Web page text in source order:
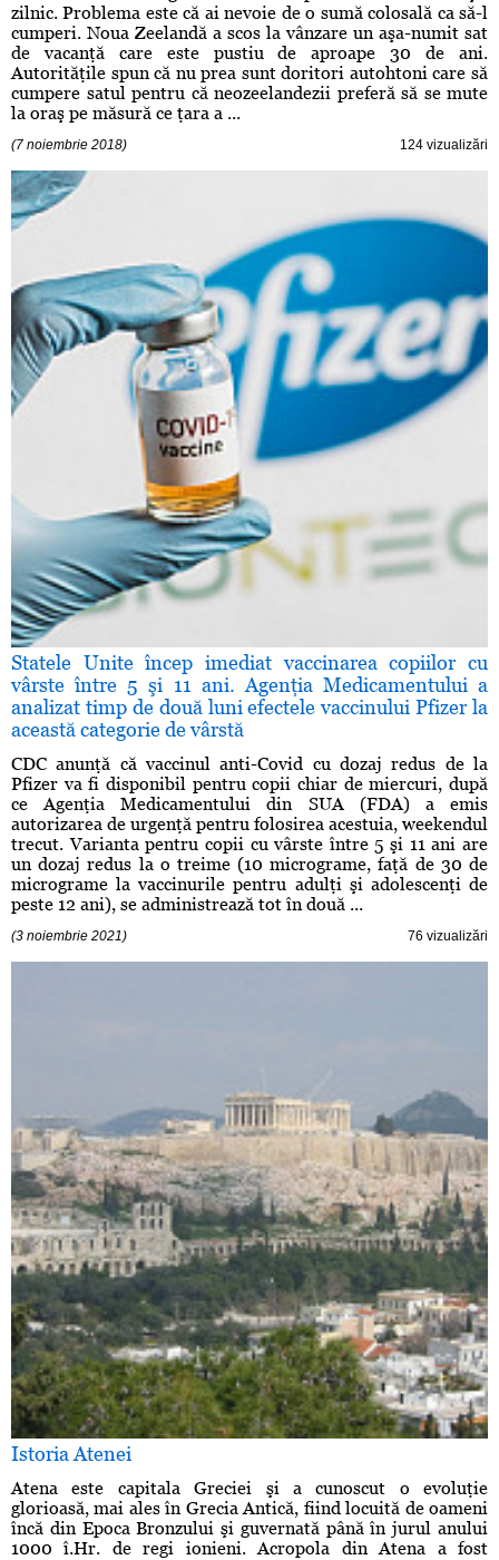
zilnic. Problema este că ai nevoie de o sumă colosală ca să-l
cumperi. Noua Zeelandă a scos la vânzare un aşa-numit sat
de vacanţă care este pustiu de aproape 30 de ani.
Autorităţile spun că nu prea sunt doritori autohtoni care să
cumpere satul pentru că neozeelandezii preferă să se mute
la oraş pe măsură ce ţara a ...
(7 noiembrie 2018) 124 vizualizări
Statele Unite încep imediat vaccinarea copiilor cu
vârste între 5 şi 11 ani. Agenţia Medicamentului a
analizat timp de două luni efectele vaccinului Pfizer la
această categorie de vârstă
CDC anunţă că vaccinul anti-Covid cu dozaj redus de la
Pfizer va fi disponibil pentru copii chiar de miercuri, după
ce Agenţia Medicamentului din SUA (FDA) a emis
autorizarea de urgenţă pentru folosirea acestuia, weekendul
trecut. Varianta pentru copii cu vârste între 5 şi 11 ani are
un dozaj redus la o treime (10 micrograme, faţă de 30 de
micrograme la vaccinurile pentru adulţi şi adolescenţi de
peste 12 ani), se administrează tot în două ...
(3 noiembrie 2021) 76 vizualizări
Istoria Atenei
Atena este capitala Greciei şi a cunoscut o evoluţie
glorioasă, mai ales în Grecia Antică, fiind locuită de oameni
încă din Epoca Bronzului şi guvernată până în jurul anului
1000 î.Hr. de regi ionieni. Acropola din Atena a fost